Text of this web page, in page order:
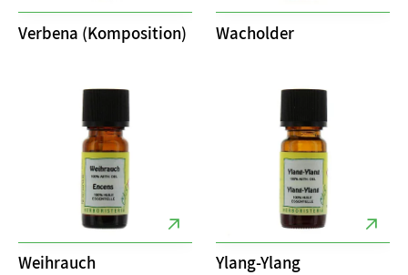
Verbena (Komposition) Wacholder
Weihrauch Ylang-Ylang